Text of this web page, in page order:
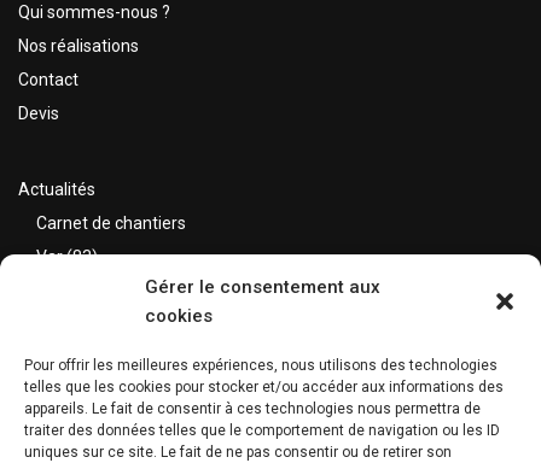
Gérer le consentement aux
cookies
Pour offrir les meilleures expériences, nous utilisons des technologies
telles que les cookies pour stocker et/ou accéder aux informations des
appareils. Le fait de consentir à ces technologies nous permettra de
traiter des données telles que le comportement de navigation ou les ID
uniques sur ce site. Le fait de ne pas consentir ou de retirer son
Qui sommes-nous ?
Nos réalisations
Contact
Devis
Actualités
Carnet de chantiers
Var (83)
Alpes Maritimes (06)
Bouches du Rhône (13)
Nos réalisations
Extérieurs